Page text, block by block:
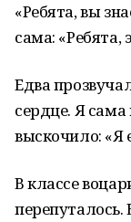
«Ребята, вы
сама:
Едва
сердце. Я
выскочило: «Я
В классе
перепуталось.